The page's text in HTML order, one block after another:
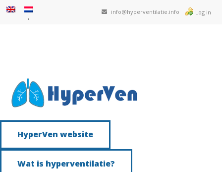
info@hyperventilatie.info Log in
HyperVen website
Wat is hyperventilatie?